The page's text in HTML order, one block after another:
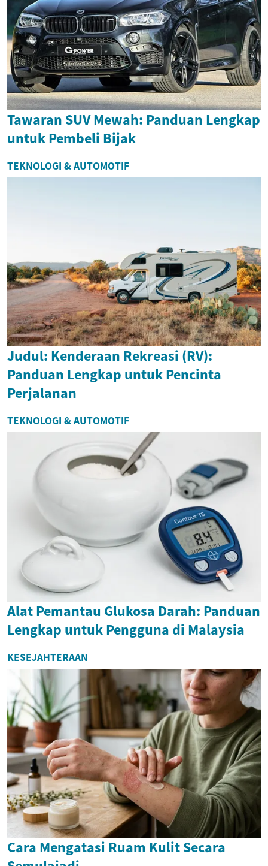
Tawaran SUV Mewah: Panduan Lengkap
untuk Pembeli Bijak
TEKNOLOGI & AUTOMOTIF
Judul: Kenderaan Rekreasi (RV):
Panduan Lengkap untuk Pencinta
Perjalanan
TEKNOLOGI & AUTOMOTIF
Alat Pemantau Glukosa Darah: Panduan
Lengkap untuk Pengguna di Malaysia
KESEJAHTERAAN
Cara Mengatasi Ruam Kulit Secara